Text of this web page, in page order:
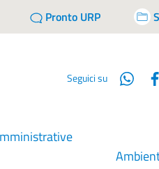
Pronto URP
Seguici su